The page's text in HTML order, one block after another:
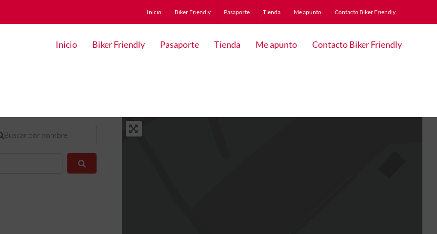
Inicio Biker Friendly Pasaporte Tienda Me apunto Contacto Biker Friendly
Inicio Biker Friendly Pasaporte Tienda Me apunto Contacto Biker Friendly
por nombre